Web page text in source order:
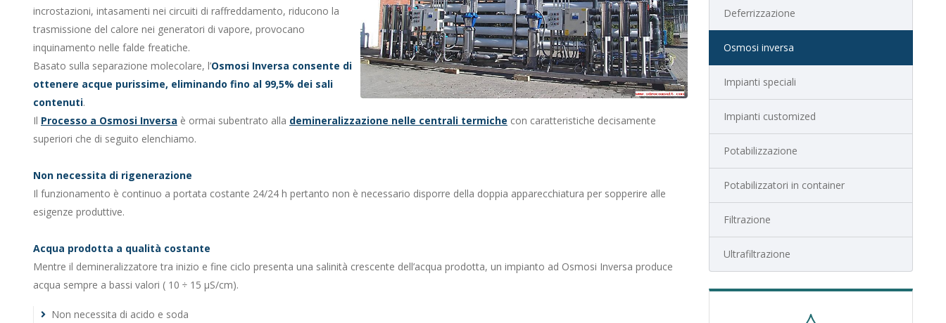
Deferrizzazione
Osmosi inversa
Impianti speciali
Impianti customized
Potabilizzazione
Potabilizzatori in container
Filtrazione
Ultrafiltrazione
incrostazioni, intasamenti nei circuiti di raffreddamento, riducono la
trasmissione del calore nei generatori di vapore, provocano
inquinamento nelle falde freatiche.
Basato sulla separazione molecolare, l’Osmosi Inversa consente di
ottenere acque purissime, eliminando fino al 99,5% dei sali
contenuti.
Il Processo a Osmosi Inversa è ormai subentrato alla demineralizzazione nelle centrali termiche con caratteristiche decisamente
superiori che di seguito elenchiamo.
Non necessita di rigenerazione
Il funzionamento è continuo a portata costante 24/24 h pertanto non è necessario disporre della doppia apparecchiatura per sopperire alle
esigenze produttive.
Acqua prodotta a qualità costante
Mentre il demineralizzatore tra inizio e fine ciclo presenta una salinità crescente dell’acqua prodotta, un impianto ad Osmosi Inversa produce
acqua sempre a bassi valori ( 10 ÷ 15 µS/cm).
Non necessita di acido e soda